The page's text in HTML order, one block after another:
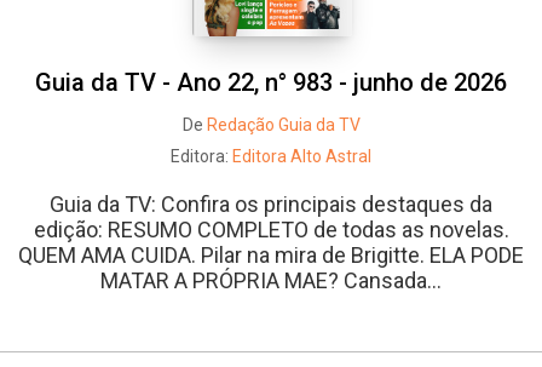
Guia da TV - Ano 22, n° 983 - junho de 2026
De Redação Guia da TV
Editora: Editora Alto Astral
Guia da TV: Confira os principais destaques da
edição: RESUMO COMPLETO de todas as novelas.
QUEM AMA CUIDA. Pilar na mira de Brigitte. ELA PODE
MATAR A PRÓPRIA MAE? Cansada...